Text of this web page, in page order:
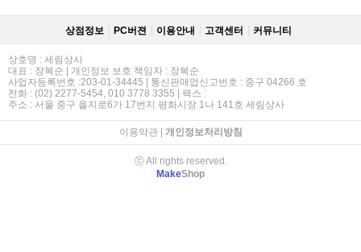
상점정보 PC버젼 이용안내 고객센터 커뮤니티
상호명 : 세림상사
대표 : 장복순 | 개인정보 보호 책임자 : 장복순
사업자등록번호 :203-01-34445 | 통신판매업신고번호 : 중구 04266 호
전화 : (02) 2277-5454, 010 3778 3355 | 팩스 :
주소 : 서울 중구 을지로6가 17번지 평화시장 1나 141호 세림상사
이용약관| 개인정보처리방침
ⓒ All rights reserved.
MakeShop